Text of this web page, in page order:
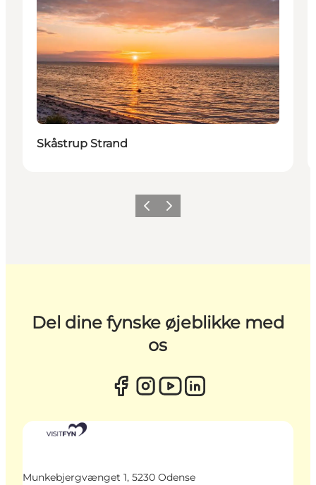
Skåstrup Strand
ForrigeNæste
Del dine fynske øjeblikke med
os
Munkebjergvænget 1, 5230 Odense